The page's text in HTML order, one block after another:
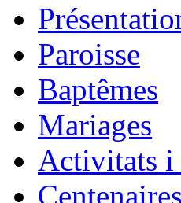
Paroisse
Baptêmes
Mariages
Activitats i
Centenaires